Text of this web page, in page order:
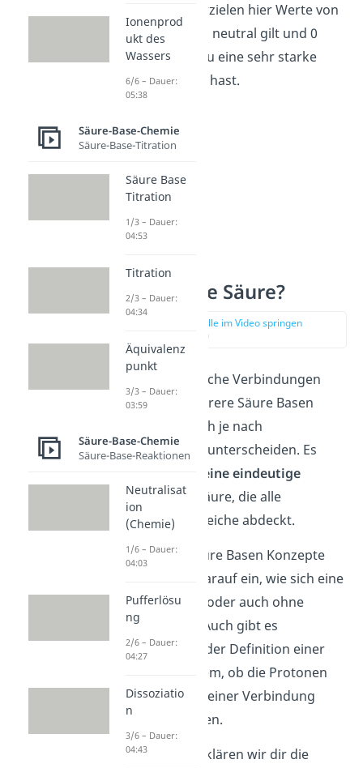
Verbindungen erzielen hier Werte von
bis 7. Wobei 7 als neutral gilt und 0
bedeutet, dass du eine sehr starke
Säure berechnet hast.
Was ist eine Säure?
zur Stelle im Video springen
(00:12)
Für diese chemische Verbindungen
gibt es aber mehrere Säure Basen
Konzepte, die sich je nach
Anwendungsfall unterscheiden. Es
keine eindeutige
Definitionder Säure, die alle
Anwendungsbereiche abdeckt.
So gehen die Säure Basen Konzepte
beispielsweise darauf ein, wie sich eine
Säure inWasser
oder auch ohne
Wasser verhält. Auch gibt es
Unterschiede in der Definition einer
Säure, je nach dem, ob die Protonen
oder Elektronen einer Verbindung
betrachtet werden.
Im Folgenden erklären wir dir die
Ionenprod
ukt des
Wassers
6/6 – Dauer:
05:38
Säure-Base-Chemie
Säure-Base-Titration
Säure Base
Titration
1/3 – Dauer:
04:53
Titration
2/3 – Dauer:
04:34
Äquivalenz
punkt
3/3 – Dauer:
03:59
Säure-Base-Chemie
Säure-Base-Reaktionen
Neutralisat
ion
(Chemie)
1/6 – Dauer:
04:03
Pufferlösu
ng
2/6 – Dauer:
04:27
Dissoziatio
n
3/6 – Dauer:
04:43